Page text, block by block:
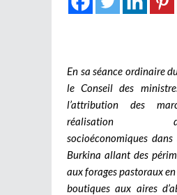
En sa séance ordinaire
le Conseil des
l’attribution des
réalisation
socioéconomiques
Burkina allant des
aux forages pastoraux
boutiques aux aires